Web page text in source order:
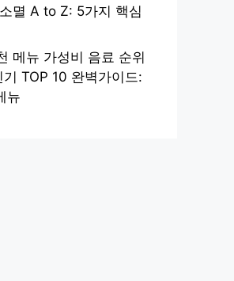
멸 A to Z: 5가지 핵심
메뉴 가성비 음료 순위
기 TOP 10 완벽가이드:
뉴